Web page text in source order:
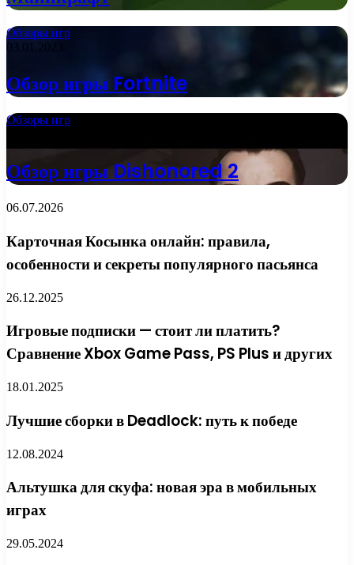
Обзоры игр
03.01.2023
Обзор игры Fortnite
Обзоры игр
Обзор игры Dishonored 2
06.07.2026
Карточная Косынка онлайн: правила,
особенности и секреты популярного пасьянса
26.12.2025
Игровые подписки — стоит ли платить?
Сравнение Xbox Game Pass, PS Plus и других
18.01.2025
Лучшие сборки в Deadlock: путь к победе
12.08.2024
Альтушка для скуфа: новая эра в мобильных
играх
29.05.2024